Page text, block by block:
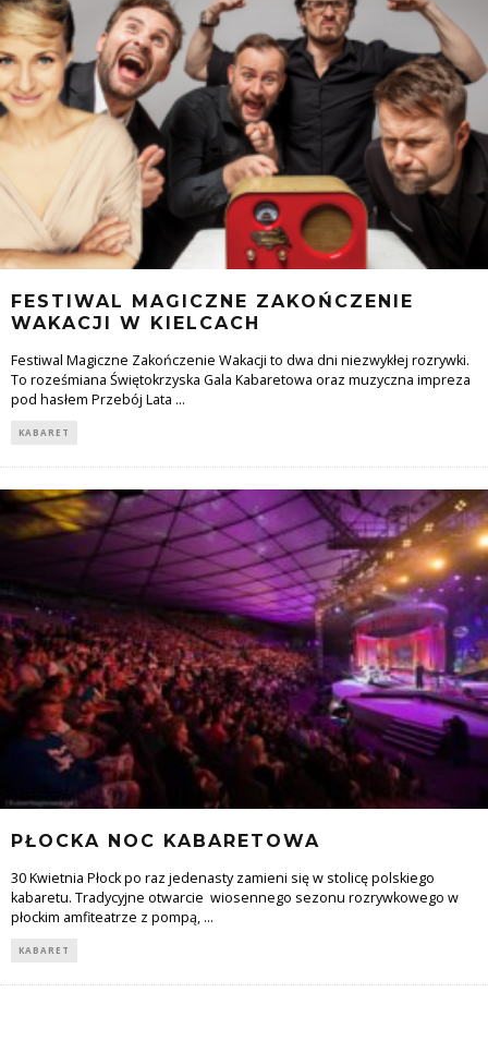
FESTIWAL MAGICZNE ZAKOŃCZENIE
WAKACJI W KIELCACH
Festiwal Magiczne Zakończenie Wakacji to dwa dni niezwykłej rozrywki.
To roześmiana Świętokrzyska Gala Kabaretowa oraz muzyczna impreza
pod hasłem Przebój Lata ...
KABARET
PŁOCKA NOC KABARETOWA
30 Kwietnia Płock po raz jedenasty zamieni się w stolicę polskiego
kabaretu. Tradycyjne otwarcie wiosennego sezonu rozrywkowego w
płockim amfiteatrze z pompą, ...
KABARET